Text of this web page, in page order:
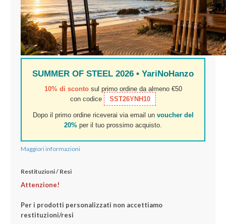
SUMMER OF STEEL 2026 • YariNoHanzo
10% di scontosul primo ordine da almeno €50
con codice
SST26YNH10
Dopo il primo ordine riceverai via email un voucher del
20% per il tuo prossimo acquisto.
Maggiori informazioni
Restituzioni / Resi
Attenzione!
Per i prodotti personalizzati non accettiamo
restituzioni/resi